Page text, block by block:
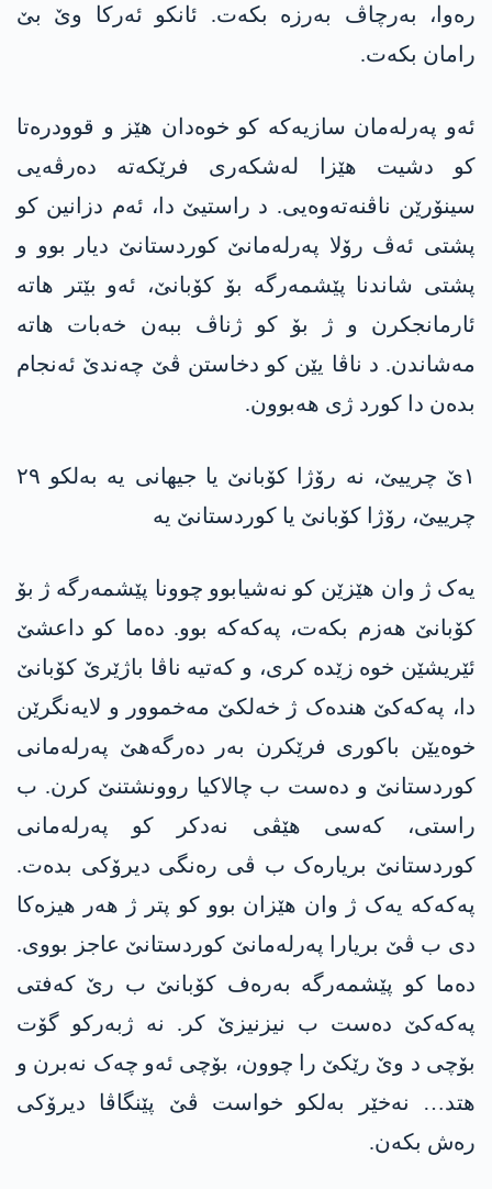
رەوا، بەرچاڤ بەرزە بکەت. ئانکو ئەرکا وێ بێ
رامان بکەت.
ئەو پەرلەمان سازیەکە کو خوەدان ھێز و قوودرەتا
کو دشیت ھێزا لەشکەری فرێکەتە دەرڤەیی
سینۆرێن ناڤنەتەوەیی. د راستیێ دا، ئەم دزانین کو
پشتی ئەڤ رۆلا پەرلەمانێ کوردستانێ دیار بوو و
پشتی شاندنا پێشمەرگە بۆ کۆبانێ، ئەو بێتر ھاتە
ئارمانجکرن و ژ بۆ کو ژناڤ ببەن خەبات ھاتە
مەشاندن. د ناڤا یێن کو دخاستن ڤێ چەندێ ئەنجام
بدەن دا کورد ژی ھەبوون.
١ێ چرییێ، نە رۆژا کۆبانێ یا جیھانی یە بەلکو ٢٩
چرییێ، رۆژا کۆبانێ یا کوردستانێ یە
یەک ژ وان ھێزێن کو نەشیابوو چوونا پێشمەرگە ژ بۆ
کۆبانێ ھەزم بکەت، پەکەکە بوو. دەما کو داعشێ
ئێریشێن خوە زێدە کری، و کەتیە ناڤا باژێرێ کۆبانێ
دا، پەکەکێ ھندەک ژ خەلکێ مەخموور و لایەنگرێن
خوەیێن باکوری فرێکرن بەر دەرگەهێ پەرلەمانی
کوردستانێ و دەست ب چالاکیا روونشتنێ کرن. ب
راستی، کەسی ھێڤی نەدکر کو پەرلەمانی
کوردستانێ بریارەک ب ڤی رەنگی دیرۆکی بدەت.
پەکەکە یەک ژ وان هێزان بوو کو پتر ژ هەر هیزەکا
دی ب ڤێ بریارا پەرلەمانێ کوردستانێ عاجز بووی.
دەما کو پێشمەرگە بەرەف کۆبانێ ب رێ کەفتی
پەکەکێ دەست ب نیزنیزێ کر. نە ژبەرکو گۆت
بۆچی د وێ رێکێ را چوون، بۆچی ئەو چەک نەبرن و
هتد… نەخێر بەلکو خواست ڤێ پێنگاڤا دیرۆکی
رەش بکەن.